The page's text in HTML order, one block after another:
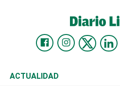
ACTUALIDAD